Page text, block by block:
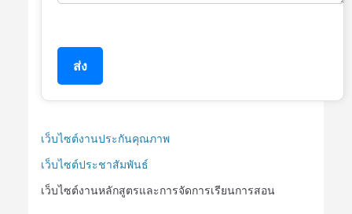
ส่ง
เว็บไซต์งานประกันคุณภาพ
เว็บไซต์ประชาสัมพันธ์
เว็บไซต์งานหลักสูตรและการจัดการเรียนการสอน